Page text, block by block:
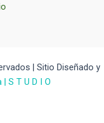
| Sitio Diseñado y
S T U D I O